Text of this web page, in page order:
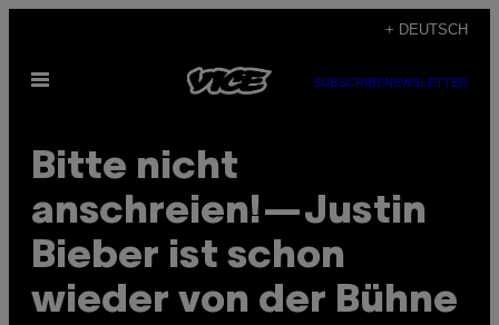
content
+ DEUTSCH
Open
SUBSCRIBENEWSLETTER
Bitte nicht
anschreien!—Justin
Bieber ist schon
wieder von der Bühne